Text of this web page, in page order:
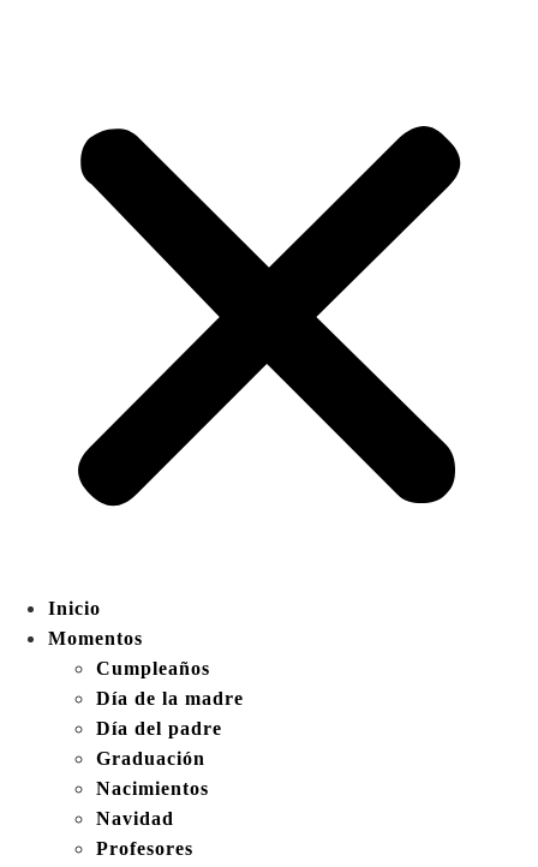
Inicio
Momentos
Cumpleaños
Día de la madre
Día del padre
Graduación
Nacimientos
Navidad
Profesores